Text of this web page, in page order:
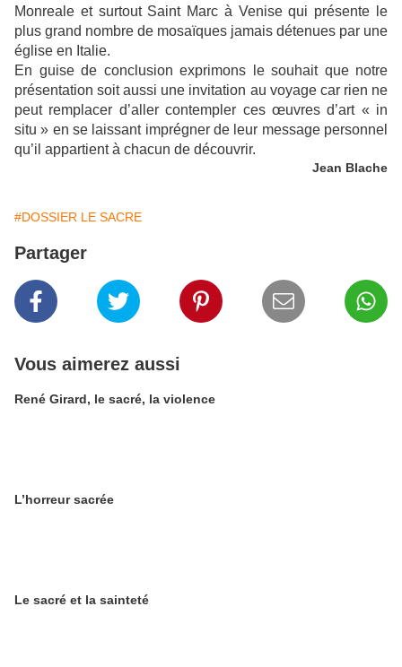
Monreale et surtout Saint Marc à Venise qui présente le
plus grand nombre de mosaïques jamais détenues par une
église en Italie.
En guise de conclusion exprimons le souhait que notre
présentation soit aussi une invitation au voyage car rien ne
peut remplacer d’aller contempler ces œuvres d’art « in
situ » en se laissant imprégner de leur message personnel
qu’il appartient à chacun de découvrir.
Jean Blache
#DOSSIER LE SACRE
Partager
Vous aimerez aussi
René Girard, le sacré, la violence
L’horreur sacrée
Le sacré et la sainteté